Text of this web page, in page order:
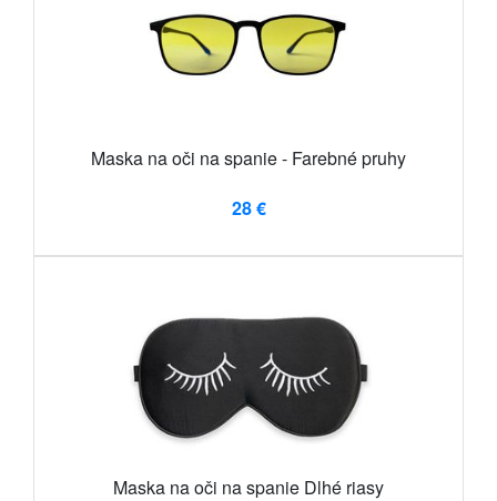
Maska na oči na spanie - Farebné pruhy
28 €
Maska na oči na spanie Dlhé riasy